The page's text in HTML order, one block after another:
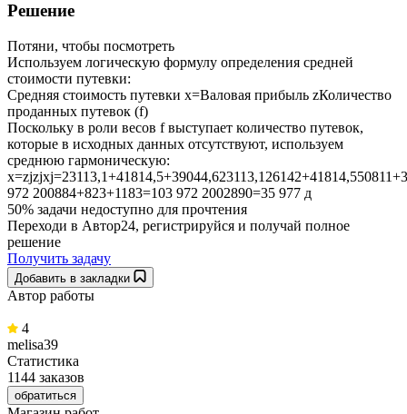
Решение
Потяни, чтобы посмотреть
Используем логическую формулу определения средней
стоимости путевки:
Средняя стоимость путевки х=Валовая прибыль zКоличество
проданных путевок (f)
Поскольку в роли весов f выступает количество путевок,
которые в исходных данных отсутствуют, используем
среднюю гармоническую:
972 200884+823+1183=103 972 2002890=35 977 д
50% задачи недоступно для прочтения
Переходи в Автор24, регистрируйся и получай полное
решение
Получить задачу
Добавить в закладки
Автор работы
4
melisa39
Статистика
1144 заказов
обратиться